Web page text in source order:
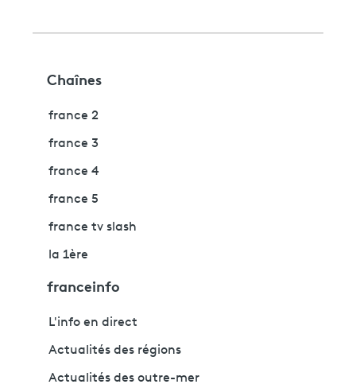
Chaînes
france 2
france 3
france 4
france 5
france tv slash
la 1ère
franceinfo
L'info en direct
Actualités des régions
Actualités des outre-mer